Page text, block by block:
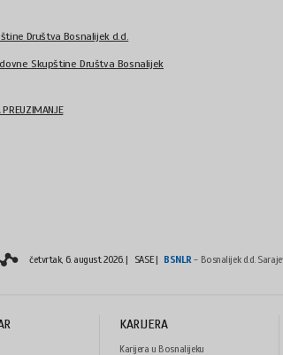
Društva Bosnalijek d.d.
Skupštine Društva Bosnalijek
PREUZIMANJE
četvrtak, 6. august 2026.| SASE | BSNLR- Bosnalijek d.d.
KARIJERA
Karijera u Bosnalijeku